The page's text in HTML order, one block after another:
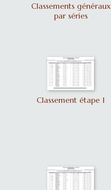
Classements généraux
par séries
Classement étape 1